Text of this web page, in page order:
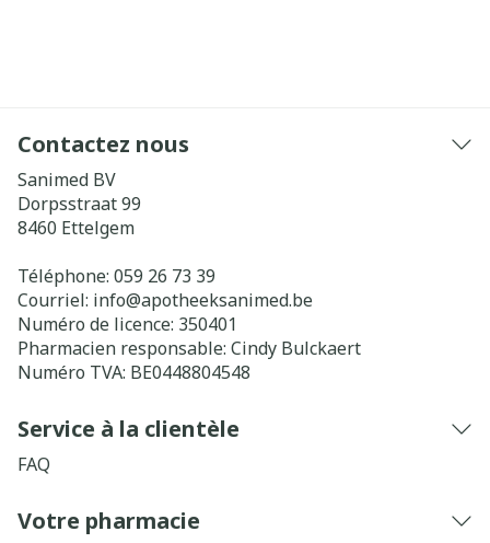
Contactez nous
Sanimed BV
Dorpsstraat 99
8460 Ettelgem
Téléphone: 059 26 73 39
Courriel: info@apotheeksanimed.be
Numéro de licence: 350401
Pharmacien responsable: Cindy Bulckaert
Numéro TVA: BE0448804548
Service à la clientèle
FAQ
Votre pharmacie